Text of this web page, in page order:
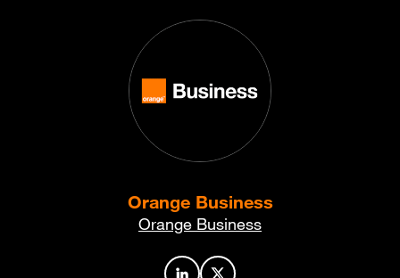
Orange Business
Orange Business